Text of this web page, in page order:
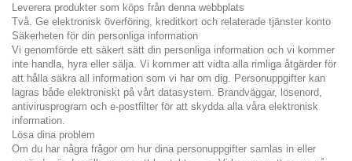
Leverera produkter som köps från denna webbplats
Två. Ge elektronisk överföring, kreditkort och relaterade tjänster konto
Säkerheten för din personliga information
Vi genomförde ett säkert sätt din personliga information och vi kommer
inte handla, hyra eller sälja. Vi kommer att vidta alla rimliga åtgärder för
att hålla säkra all information som vi har om dig. Personuppgifter kan
lagras både elektroniskt på vårt datasystem. Brandväggar, lösenord,
antivirusprogram och e-postfilter för att skydda alla våra elektronisk
information.
Lösa dina problem
Om du har några frågor om hur dina personuppgifter samlas in eller